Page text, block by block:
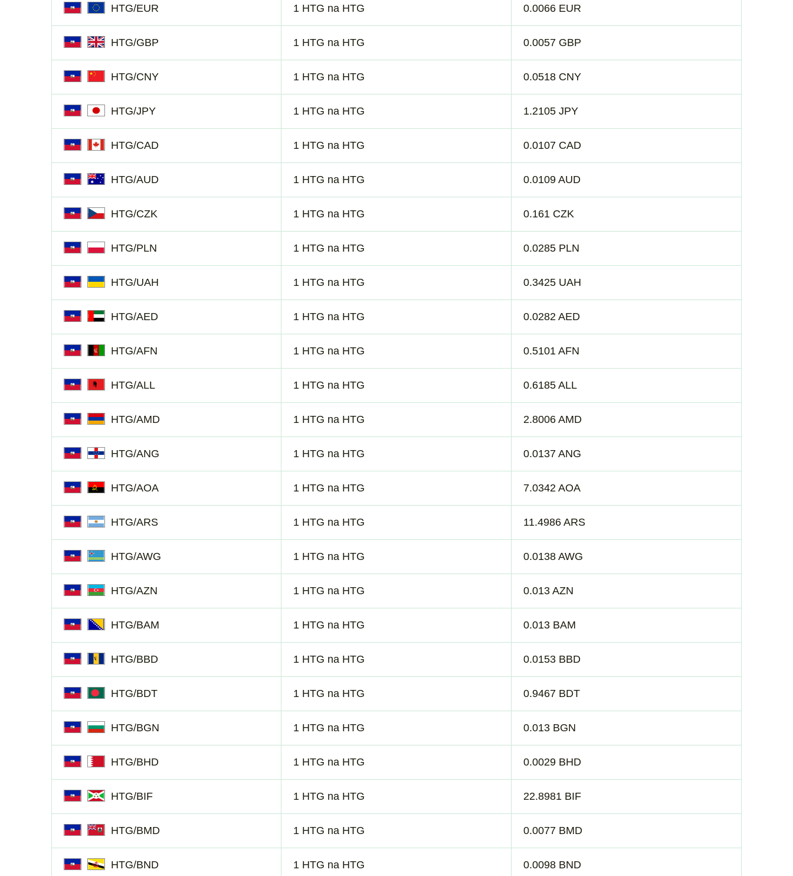
HTG/EUR 1 HTG na HTG 0.0066 EUR
HTG/GBP 1 HTG na HTG 0.0057 GBP
HTG/CNY 1 HTG na HTG 0.0518 CNY
HTG/JPY 1 HTG na HTG 1.2105 JPY
HTG/CAD 1 HTG na HTG 0.0107 CAD
HTG/AUD 1 HTG na HTG 0.0109 AUD
HTG/CZK 1 HTG na HTG 0.161 CZK
HTG/PLN 1 HTG na HTG 0.0285 PLN
HTG/UAH 1 HTG na HTG 0.3425 UAH
HTG/AED 1 HTG na HTG 0.0282 AED
HTG/AFN 1 HTG na HTG 0.5101 AFN
HTG/ALL 1 HTG na HTG 0.6185 ALL
HTG/AMD 1 HTG na HTG 2.8006 AMD
HTG/ANG 1 HTG na HTG 0.0137 ANG
HTG/AOA 1 HTG na HTG 7.0342 AOA
HTG/ARS 1 HTG na HTG 11.4986 ARS
HTG/AWG 1 HTG na HTG 0.0138 AWG
HTG/AZN 1 HTG na HTG 0.013 AZN
HTG/BAM 1 HTG na HTG 0.013 BAM
HTG/BBD 1 HTG na HTG 0.0153 BBD
HTG/BDT 1 HTG na HTG 0.9467 BDT
HTG/BGN 1 HTG na HTG 0.013 BGN
HTG/BHD 1 HTG na HTG 0.0029 BHD
HTG/BIF 1 HTG na HTG 22.8981 BIF
HTG/BMD 1 HTG na HTG 0.0077 BMD
HTG/BND 1 HTG na HTG 0.0098 BND